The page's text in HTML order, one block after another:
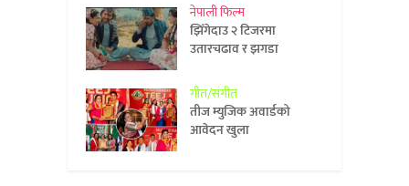
नेपाली फिल्म
झिँगेदाउ २ टिजरमा
उतारचढाव र झगडा
गीत/संगीत
तीज म्युजिक अवार्डको
आवेदन खुला